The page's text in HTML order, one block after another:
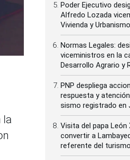
la
Poder Ejecutivo
Alfredo Lozada
Vivienda y Urbanismo
Normas Legales:
viceministros en la
Desarrollo Agrario y
PNP despliega
respuesta y
sismo registrado en
Visita del papa León
convertir a
referente del